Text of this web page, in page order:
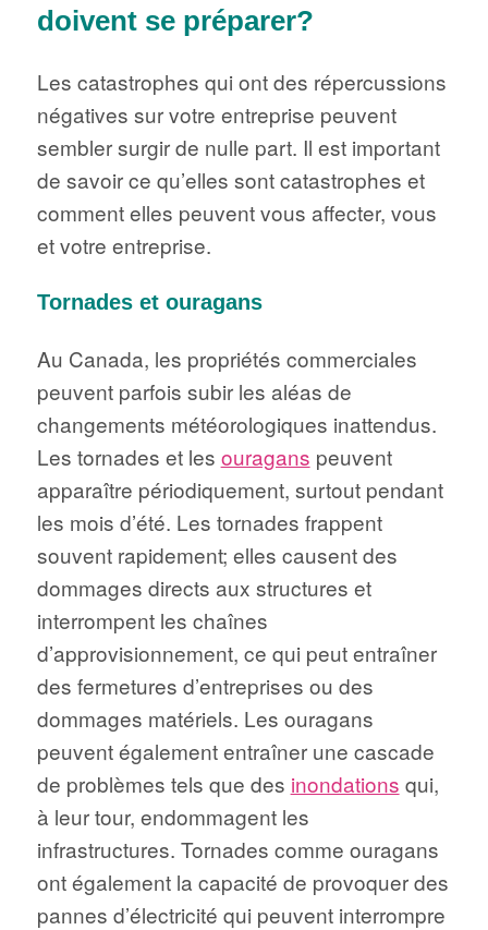
doivent se préparer?
Les catastrophes qui ont des répercussions
négatives sur votre entreprise peuvent
sembler surgir de nulle part. Il est important
de savoir ce qu’elles sont catastrophes et
comment elles peuvent vous affecter, vous
et votre entreprise.
Tornades et ouragans
Au Canada, les propriétés commerciales
peuvent parfois subir les aléas de
changements météorologiques inattendus.
Les tornades et les ouragans peuvent
apparaître périodiquement, surtout pendant
les mois d’été. Les tornades frappent
souvent rapidement; elles causent des
dommages directs aux structures et
interrompent les chaînes
d’approvisionnement, ce qui peut entraîner
des fermetures d’entreprises ou des
dommages matériels. Les ouragans
peuvent également entraîner une cascade
de problèmes tels que des inondations qui,
à leur tour, endommagent les
infrastructures. Tornades comme ouragans
ont également la capacité de provoquer des
pannes d’électricité qui peuvent interrompre